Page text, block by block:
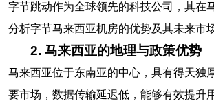
字节跳动作为全球领先的科技公司，其在
分析字节马来西亚机房的优势及其未来市
2. 马来西亚的地理与政策优势
马来西亚位于东南亚的中心，具有得天独
要市场，数据传输延迟低，能够有效提升